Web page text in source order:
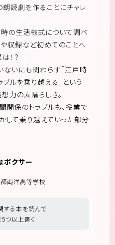
朗読劇を作ることにチャレ
の生活様式について調べ
収録など初めてのことへ
！？
いにも関わらず「江戸時
ルを乗り越える」という
力の素晴らしさ。
関係のトラブルも、授業で
して乗り越えていった部分
ボクサー
両洋高等学校
する本を読んで
つ以上書く